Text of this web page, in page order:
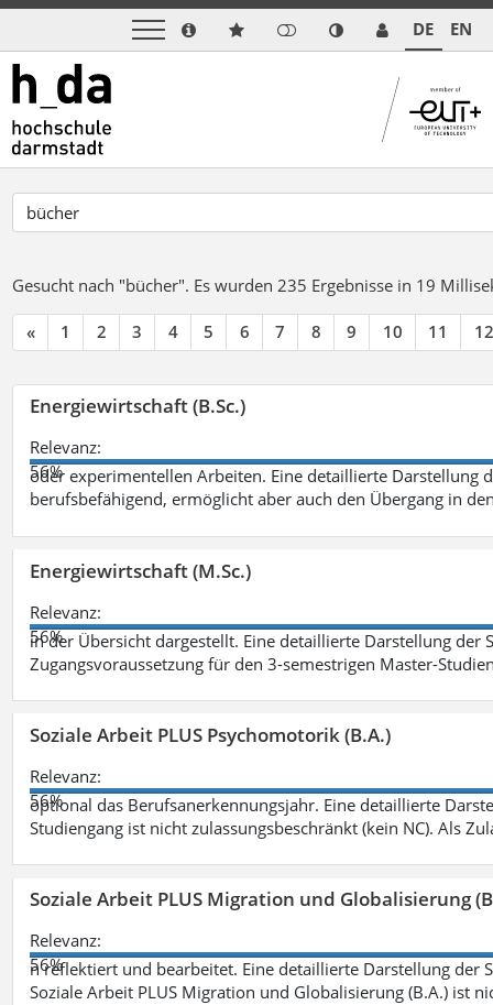
DE EN
Gesucht nach "bücher". Es wurden 235 Ergebnisse in 19
« 1 2 3 4 5 6 7 8 9 10 11 12
Energiewirtschaft (B.Sc.)
Relevanz:
56%
oder experimentellen Arbeiten. Eine detaillierte Darstellung
berufsbefähigend, ermöglicht aber auch den Übergang in
Energiewirtschaft (M.Sc.)
Relevanz:
56%
in der Übersicht dargestellt. Eine detaillierte Darstellung der
Zugangsvoraussetzung für den 3-semestrigen Master-
Soziale Arbeit PLUS Psychomotorik (B.A.)
Relevanz:
56%
optional das Berufsanerkennungsjahr. Eine detaillierte
Studiengang ist nicht zulassungsbeschränkt (kein NC). Als
Soziale Arbeit PLUS Migration und Globalisierung
Relevanz:
56%
n reflektiert und bearbeitet. Eine detaillierte Darstellung der
Soziale Arbeit PLUS Migration und Globalisierung (B.A.) ist